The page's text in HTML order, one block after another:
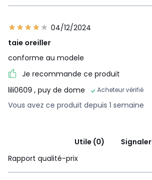
04/12/2024
taie oreiller
conforme au modele
Je recommande ce produit
lili0609 , puy de dome Acheteur vérifié
Vous avez ce produit depuis 1 semaine
Utile (0)
Signaler
Rapport qualité-prix